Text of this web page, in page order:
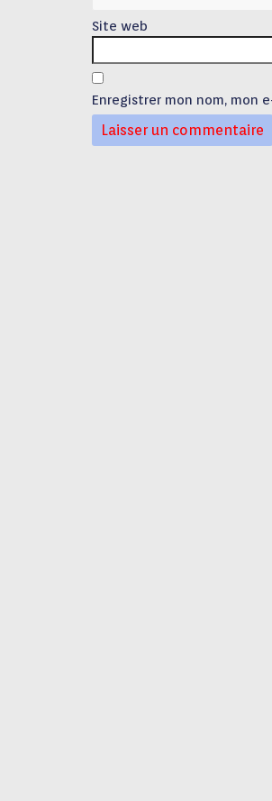
Site web
Enregistrer mon nom, mon